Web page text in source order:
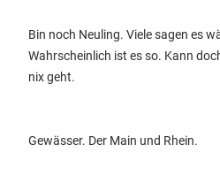
Bin noch Neuling. Viele sagen es
Wahrscheinlich ist es so. Kann
nix geht.
Gewässer. Der Main und Rhein.